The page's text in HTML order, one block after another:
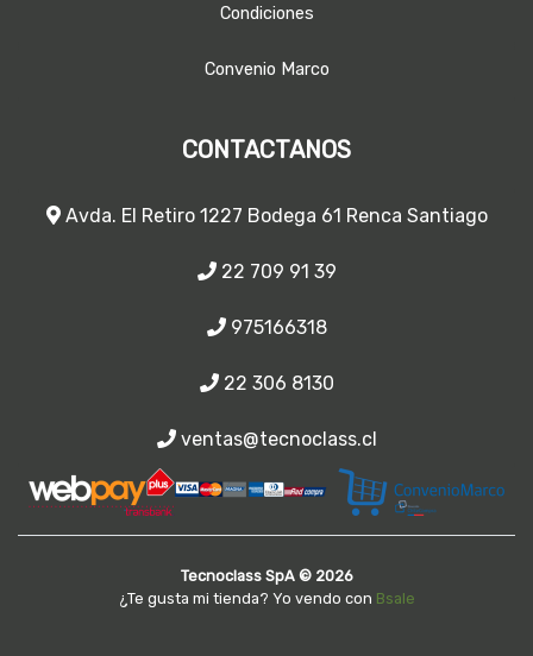
Condiciones
Convenio Marco
CONTACTANOS
Avda. El Retiro 1227 Bodega 61 Renca Santiago
22 709 91 39
975166318
22 306 8130
ventas@tecnoclass.cl
Tecnoclass SpA © 2026
¿Te gusta mi tienda? Yo vendo con Bsale